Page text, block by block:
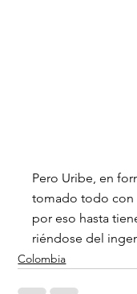
Pero Uribe, en
tomado todo con
por eso hasta
riéndose del
Colombia